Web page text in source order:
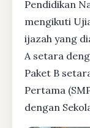
Pendidikan
mengikuti
ijazah yang
A setara
Paket B
Pertama
dengan